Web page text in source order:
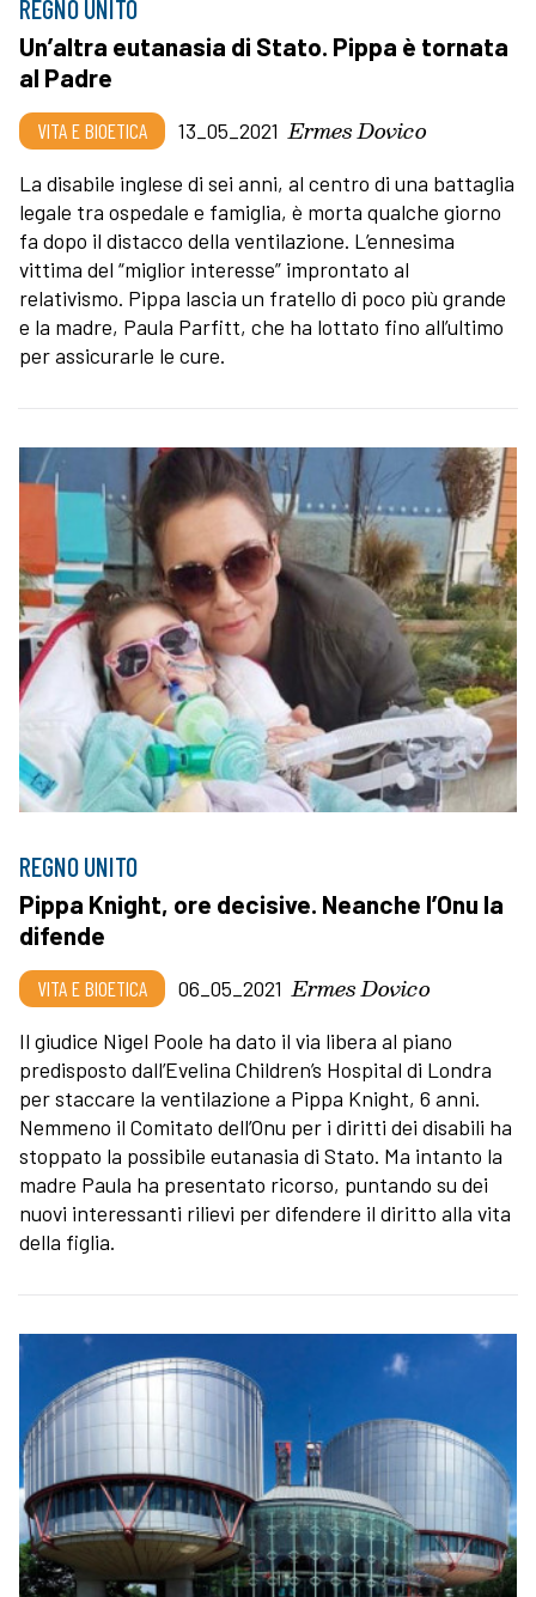
REGNO UNITO
Un’altra eutanasia di Stato. Pippa è tornata
al Padre
VITA E BIOETICA 13_05_2021 Ermes Dovico
La disabile inglese di sei anni, al centro di una battaglia
legale tra ospedale e famiglia, è morta qualche giorno
fa dopo il distacco della ventilazione. L’ennesima
vittima del “miglior interesse” improntato al
relativismo. Pippa lascia un fratello di poco più grande
e la madre, Paula Parfitt, che ha lottato fino all’ultimo
per assicurarle le cure.
REGNO UNITO
Pippa Knight, ore decisive. Neanche l’Onu la
difende
VITA E BIOETICA 06_05_2021 Ermes Dovico
Il giudice Nigel Poole ha dato il via libera al piano
predisposto dall’Evelina Children’s Hospital di Londra
per staccare la ventilazione a Pippa Knight, 6 anni.
Nemmeno il Comitato dell’Onu per i diritti dei disabili ha
stoppato la possibile eutanasia di Stato. Ma intanto la
madre Paula ha presentato ricorso, puntando su dei
nuovi interessanti rilievi per difendere il diritto alla vita
della figlia.